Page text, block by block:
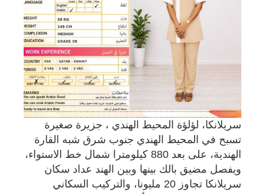
سريلانكا، لؤلؤة المحيط الهندي ، جزيرة صغيرة
تسبح في المحيط الهندي جنوب شرق شبه القارة
الهندية، على بعد 880 كيلومترا شمال خط الاستواء،
ويفصل مضيق بالك بينها وبين الهند عداد سكان
سريلانكا تجاوز 20 مليونا، والتركيب السكاني